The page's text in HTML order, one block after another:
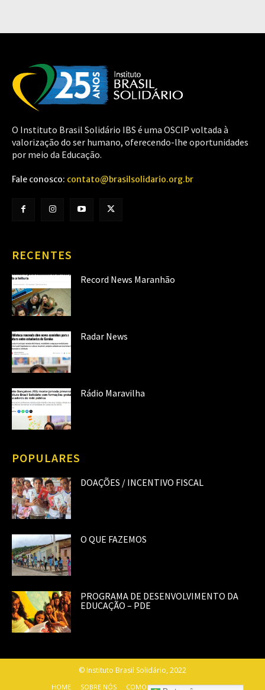
O Instituto Brasil Solidário IBS é uma OSCIP voltada à
valorização do ser humano, oferecendo-lhe oportunidades
por meio da Educação.
Fale conosco: contato@brasilsolidario.org.br
RECENTES
Record News Maranhão
Radar News
Rádio Maravilha
POPULARES
DOAÇÕES / INCENTIVO FISCAL
O QUE FAZEMOS
PROGRAMA DE DESENVOLVIMENTO DA
EDUCAÇÃO – PDE
© Instituto Brasil Solidário, 2022
HOME SOBRE NÓS COMO AJUDAR CONTATO